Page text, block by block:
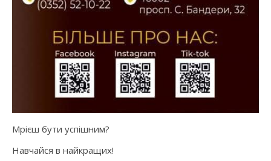
Мрієш бути успішним?
Навчайся в найкращих!